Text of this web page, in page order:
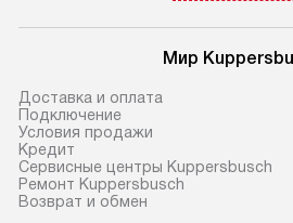
Мир
Доставка и оплата
Подключение
Условия продажи
Кредит
Сервисные центры Kuppersbusch
Ремонт Kuppersbusch
Возврат и обмен